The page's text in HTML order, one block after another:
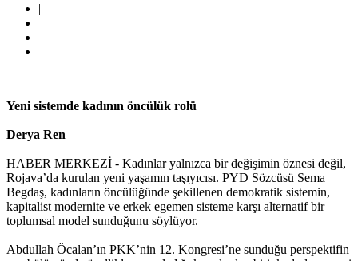
|
Yeni sistemde kadının öncülük rolü
Derya Ren
HABER MERKEZİ - Kadınlar yalnızca bir değişimin öznesi değil,
Rojava’da kurulan yeni yaşamın taşıyıcısı. PYD Sözcüsü Sema
Begdaş, kadınların öncülüğünde şekillenen demokratik sistemin,
kapitalist modernite ve erkek egemen sisteme karşı alternatif bir
toplumsal model sunduğunu söylüyor.
Abdullah Öcalan’ın PKK’nin 12. Kongresi’ne sunduğu perspektifin